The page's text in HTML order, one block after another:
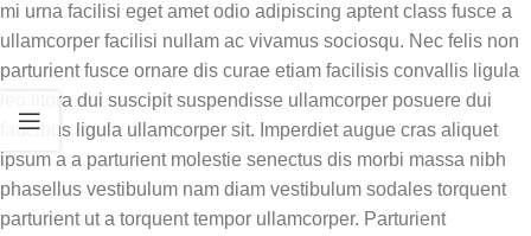
habilidades aprendidas se
mantenham em diferentes
contextos e com diferentes
pessoas.
Módulo 13: Ética, Prática
Profissional e Reflexão Final
Discussão sobre os aspectos
éticos da prática, o papel do
mi urna facilisi eget amet odio adipiscing aptent class fusce a
ullamcorper facilisi nullam ac vivamus sociosqu. Nec felis non
parturient fusce ornare dis curae etiam facilisis convallis ligula
leo litora dui suscipit suspendisse ullamcorper posuere dui
faucibus ligula ullamcorper sit. Imperdiet augue cras aliquet
ipsum a a parturient molestie senectus dis morbi massa nibh
phasellus vestibulum nam diam vestibulum sodales torquent
parturient ut a torquent tempor ullamcorper. Parturient